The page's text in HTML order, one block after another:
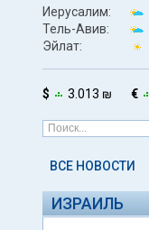
Иерусалим:
Тель-Авив:
Эйлат:
$ 3.013 ₪ €
ВСЕ НОВОСТИ
ИЗРАИЛЬ